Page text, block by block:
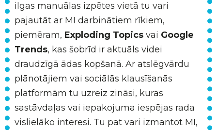
ilgas manuālas izpētes vietā tu vari
pajautāt ar MI darbinātiem rīkiem,
piemēram, Exploding Topics vai Google
Trends, kas šobrīd ir aktuāls videi
draudzīgā ādas kopšanā. Ar atslēgvārdu
plānotājiem vai sociālās klausīšanās
platformām tu uzreiz zināsi, kuras
sastāvdaļas vai iepakojuma iespējas rada
vislielāko interesi. Tu pat vari izmantot MI,